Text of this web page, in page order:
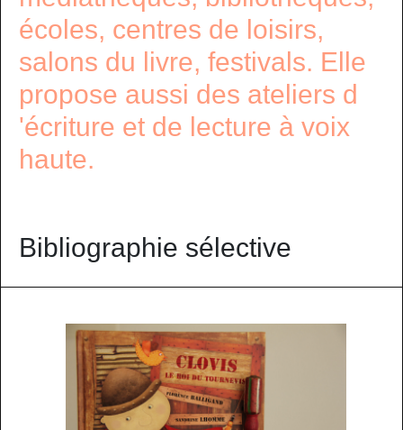
écoles, centres de loisirs,
salons du livre, festivals. Elle
propose aussi des ateliers d
'écriture et de lecture à voix
haute.
Bibliographie sélective